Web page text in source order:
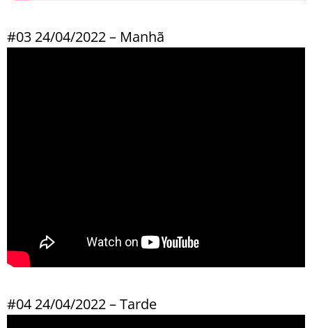
#03 24/04/2022 – Manhã
#04 24/04/2022 – Tarde